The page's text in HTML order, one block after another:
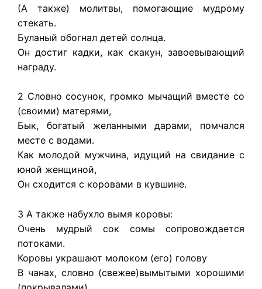
(А также) молитвы, помогающие мудрому
стекать.
Буланый обогнал детей солнца.
Он достиг кадки, как скакун, завоевывающий
награду.
2 Словно сосунок, громко мычащий вместе со
(своими) матерями,
Бык, богатый желанными дарами, помчался
месте с водами.
Как молодой мужчина, идущий на свидание с
юной женщиной,
Он сходится с коровами в кувшине.
3 А также набухло вымя коровы:
Очень мудрый сок сомы сопровождается
потоками.
Коровы украшают молоком (его) голову
В чанах, словно (свежее)вымытыми хорошими